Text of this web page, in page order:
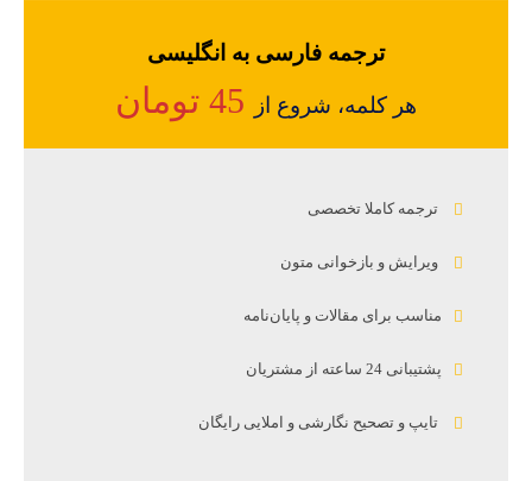
ترجمه فارسی به انگلیسی
هر کلمه، شروع از
ترجمه کاملا تخصصی
ویرایش و بازخوانی متون
مناسب برای مقالات و پایان‌نامه
پشتیبانی 24 ساعته از مشتریان
تایپ و تصحیح نگارشی و املایی رایگان